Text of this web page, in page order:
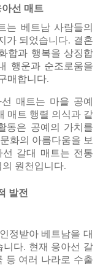
선 매트
는 베트남 사람들의
가 되었습니다. 결혼
합과 행복을 상징합
행운과 순조로움을
매합니다.
매트는 마을 공예
매트 행렬 의식과 같
동은 공예의 가치를
화의 아름다움을 보
갈대 매트는 전통
원천입니다.
발전
정받아 베트남을 대
니다. 현재 응아선 갈
등 여러 나라로 수출